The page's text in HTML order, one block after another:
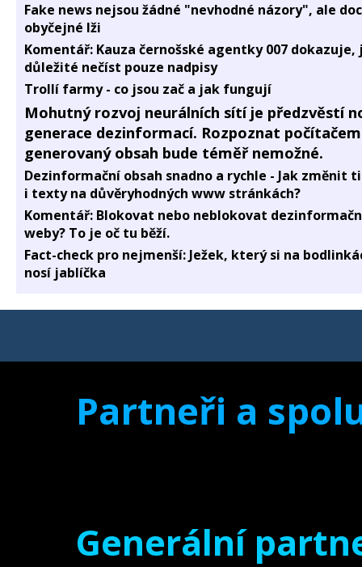
Fake news nejsou žádné "nevhodné názory", ale
obyčejné lži
Komentář: Kauza černošské agentky 007 dokazuje,
důležité nečíst pouze nadpisy
Trollí farmy - co jsou zač a jak fungují
Mohutný rozvoj neurálních sítí je předzvěstí
generace dezinformací. Rozpoznat počítačem
generovaný obsah bude téměř nemožné.
Dezinformační obsah snadno a rychle - Jak změnit
i texty na důvěryhodných www stránkách?
Komentář: Blokovat nebo neblokovat
weby? To je oč tu běží.
Fact-check pro nejmenší: Ježek, který si na
nosí jablíčka
Partneři a
Generální